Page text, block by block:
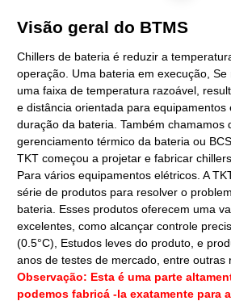
Visão geral do BTMS
Chillers de bateria é reduzir a
operação. Uma bateria em execução,
uma faixa de temperatura razoável,
e distância orientada para equipamentos
duração da bateria. Também chamamos
gerenciamento térmico da bateria ou
TKT começou a projetar e fabricar
Para vários equipamentos elétricos. A
série de produtos para resolver o
bateria. Esses produtos oferecem uma
excelentes, como alcançar controle
(0.5°C), Estudos leves do produto, e
anos de testes de mercado, entre outras
Observação: Esta é uma parte
podemos fabricá -la exatamente para